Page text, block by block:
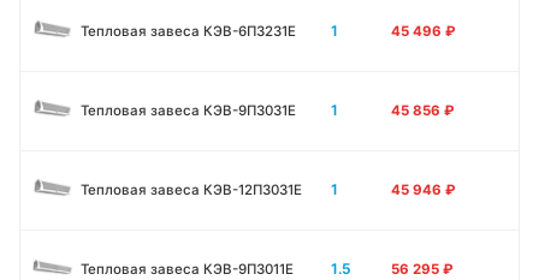
Тепловая завеса КЭВ-6П3231E 1 45 496 ₽
Тепловая завеса КЭВ-9П3031E 1 45 856 ₽
Тепловая завеса КЭВ-12П3031E 1 45 946 ₽
Тепловая завеса КЭВ-9П3011E 1.5 56 295 ₽